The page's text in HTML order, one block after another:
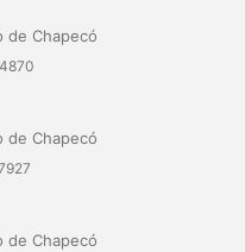
de Chapecó
de Chapecó
de Chapecó